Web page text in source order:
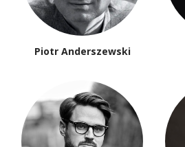
Piotr Anderszewski